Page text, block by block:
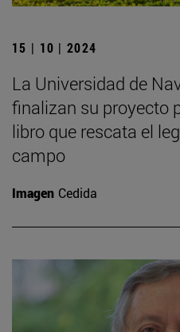
15 | 10 | 2024
La Universidad de
finalizan su proyecto
libro que rescata el
campo
Imagen Cedida